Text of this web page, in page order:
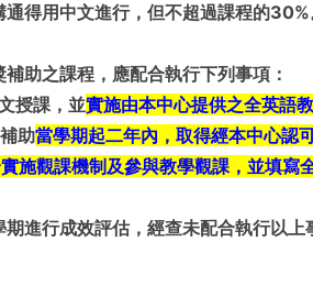
通得用中文進行，但不超過課程的
助之課程，應配合執行下列事項：
授課，並實施由本中心提供之全英語
助當學期起二年內，取得經本中心認
施觀課機制及參與教學觀課，並填寫
進行成效評估，經查未配合執行以